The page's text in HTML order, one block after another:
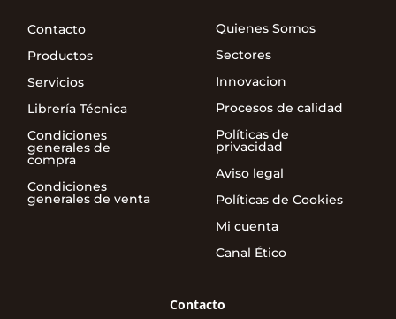
Contacto
Productos
Servicios
Librería Técnica
Condiciones
generales de
compra
Condiciones
generales de venta
Quienes Somos
Sectores
Innovacion
Procesos de calidad
Políticas de
privacidad
Aviso legal
Políticas de Cookies
Mi cuenta
Canal Ético
Contacto